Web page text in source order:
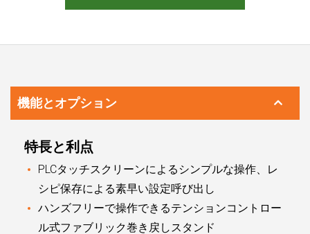
機能とオプション
特長と利点
PLCタッチスクリーンによるシンプルな操作、レ
シピ保存による素早い設定呼び出し
ハンズフリーで操作できるテンションコントロー
ル式ファブリック巻き戻しスタンド